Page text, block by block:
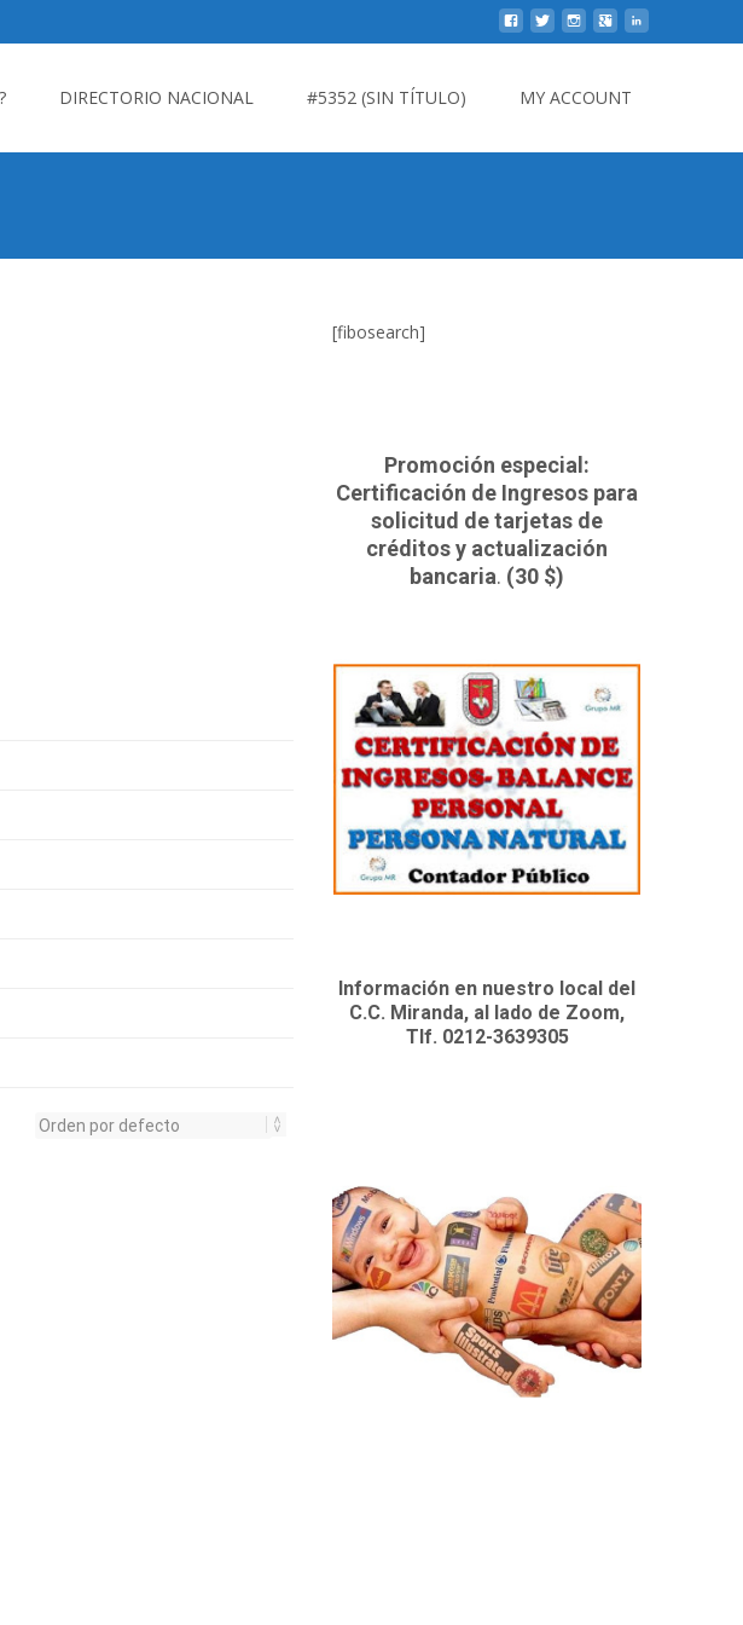
DIRECTORIO NACIONAL #5352 (SIN TÍTULO) MY ACCOUNT
[fibosearch]
Promoción especial:
Certificación de Ingresos para
solicitud de tarjetas de
créditos y actualización
bancaria. (30 $)
Información en nuestro local del
C.C. Miranda, al lado de Zoom,
Tlf. 0212-3639305